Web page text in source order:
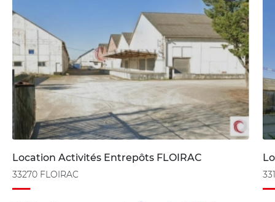
Location Activités Entrepôts FLOIRAC
33270 FLOIRAC